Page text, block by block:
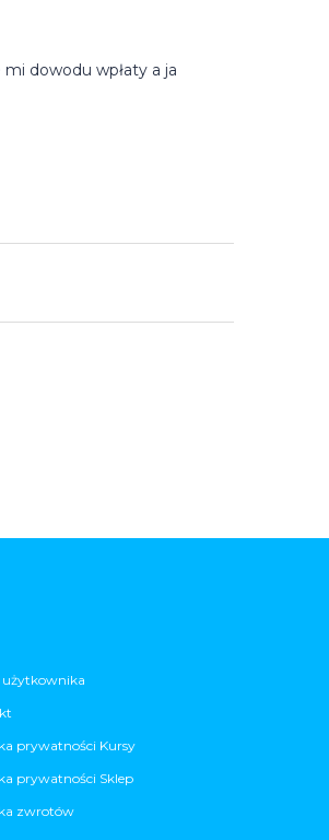
dowodu wpłaty a ja
użytkownika
prywatności Kursy
prywatności Sklep
zwrotów